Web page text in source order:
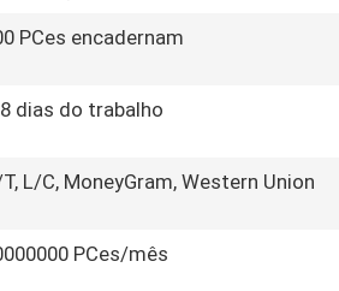
PCes encadernam
dias do trabalho
L/C, MoneyGram, Western Union
PCes/mês